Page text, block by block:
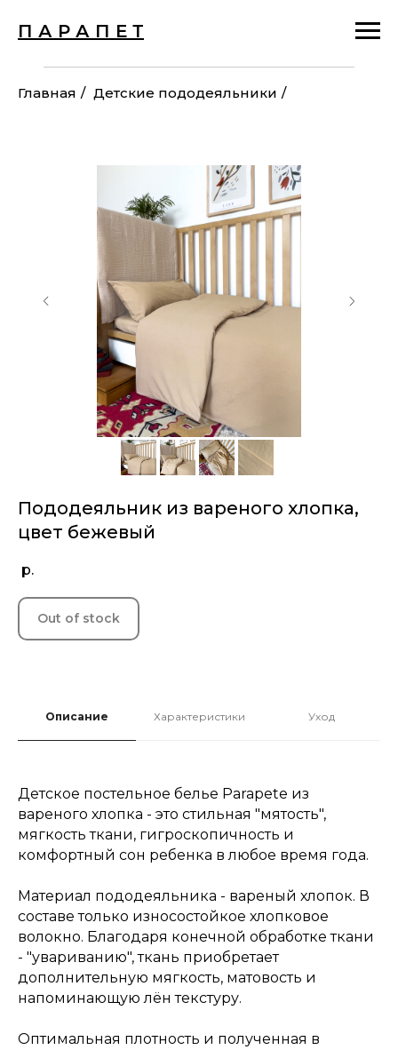
П А Р А П Е Т
Главная / Детские пододеяльники /
Пододеяльник из вареного хлопка,
цвет бежевый
р.
Out of stock
Описание Характеристики Уход
Детское постельное белье Parapete из
вареного хлопка - это стильная "мятость",
мягкость ткани, гигроскопичность и
комфортный сон ребенка в любое время года.
Материал пододеяльника - вареный хлопок. В
составе только износостойкое хлопковое
волокно. Благодаря конечной обработке ткани
- "увариванию", ткань приобретает
дополнительную мягкость, матовость и
напоминающую лён текстуру.
Оптимальная плотность и полученная в